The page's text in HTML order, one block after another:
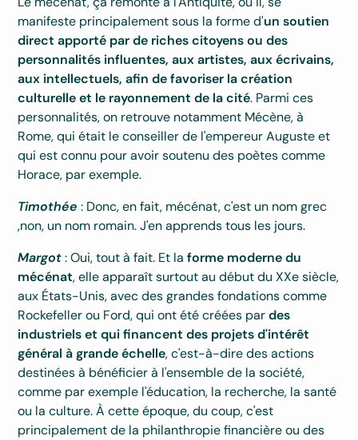
manifeste principalement sous la forme d'un soutien
direct apporté par de riches citoyens ou des
personnalités influentes, aux artistes, aux écrivains,
aux intellectuels, afin de favoriser la création
culturelle et le rayonnement de la cité. Parmi ces
personnalités, on retrouve notamment Mécène, à
Rome, qui était le conseiller de l'empereur Auguste et
qui est connu pour avoir soutenu des poètes comme
Horace, par exemple.
Timothée: Donc, en fait, mécénat, c'est un nom grec
,non, un nom romain. J'en apprends tous les jours.
Margot: Oui, tout à fait. Et la forme moderne du
mécénat, elle apparaît surtout au début du XXe siècle,
aux États-Unis, avec des grandes fondations comme
Rockefeller ou Ford, qui ont été créées pardes
industriels et qui financent des projets d'intérêt
général à grande échelle, c'est-à-dire des actions
destinées à bénéficier à l'ensemble de la société,
comme par exemple l'éducation, la recherche, la santé
ou la culture. À cette époque, du coup, c'est
principalement de la philanthropie financière ou des